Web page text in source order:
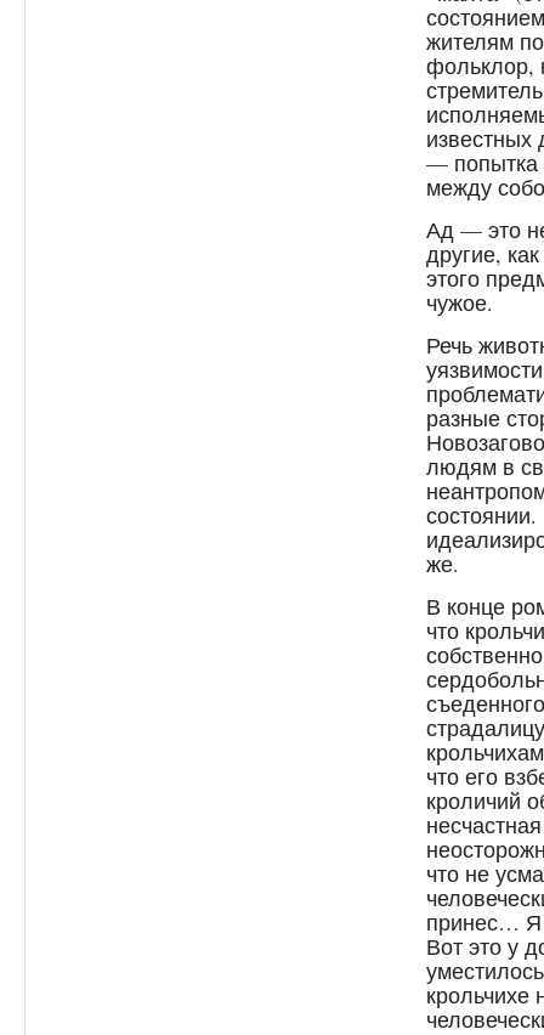
жителям
фольклор,
известных
— попытка
между
Ад — это
другие,
этого
чужое.
Речь
разные
людям в
же.
В конце
что
что его
кроличий
что не
принес… Я
Вот это у
крольчихе